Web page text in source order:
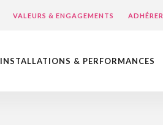
VALEURS & ENGAGEMENTS ADHÉRER
INSTALLATIONS & PERFORMANCES